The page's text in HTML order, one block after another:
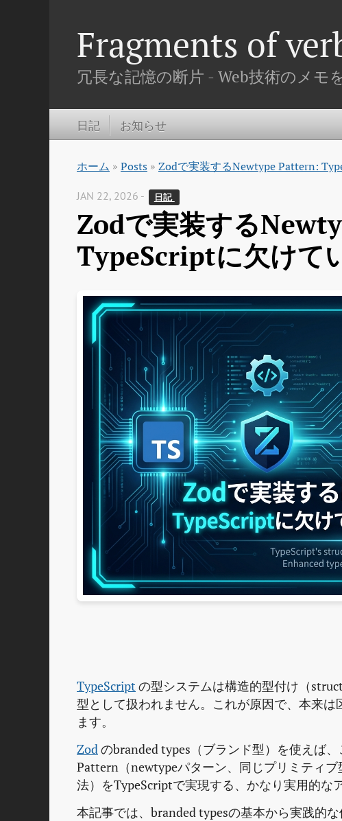
Fragments of
冗長な記憶の断片 - Web技術のメモ
日記 お知らせ
ホーム » Posts » Zodで実装するNewtype Pattern:
JAN 22, 2026 - 日記
Zodで実装する
TypeScriptに欠けて
TypeScriptの型システムは構造的型付け（
型として扱われません。これが原因で、本来
ます。
Zodのbranded types（ブランド型）を使えば
Pattern（newtypeパターン、同じプリミティ
法）をTypeScriptで実現する、かなり実用的な
本記事では、branded typesの基本から実践的